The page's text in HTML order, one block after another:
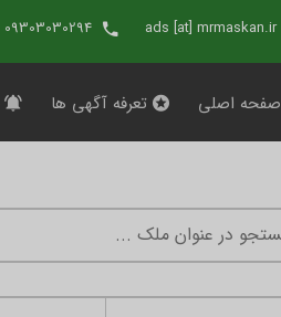
ads [at] mrmaskan.ir
09303030294
صفحه اصلی تعرفه آگهی ها